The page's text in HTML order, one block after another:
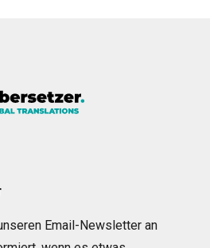
Email-News­let­ter an